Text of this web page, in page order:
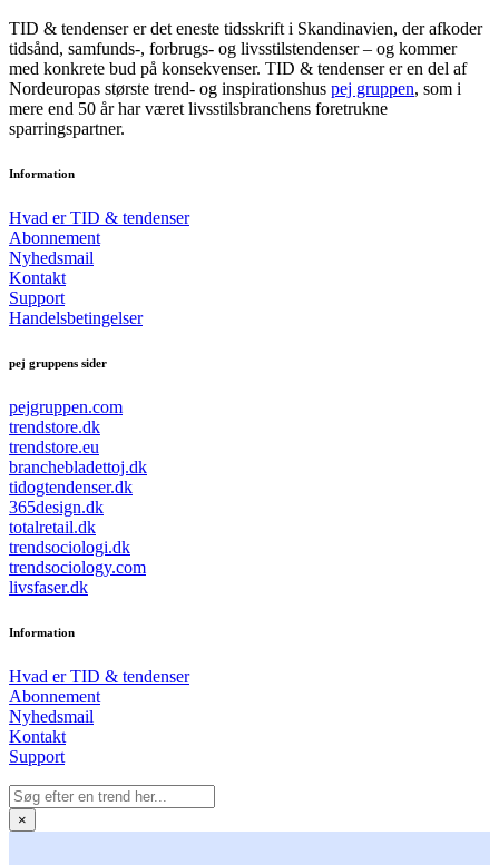
TID & tendenser er det eneste tidsskrift i Skandinavien, der afkoder
tidsånd, samfunds-, forbrugs- og livsstilstendenser – og kommer
med konkrete bud på konsekvenser. TID & tendenser er en del af
Nordeuropas største trend- og inspirationshus pej gruppen, som i
mere end 50 år har været livsstilsbranchens foretrukne
sparringspartner.
Information
Hvad er TID & tendenser
Abonnement
Nyhedsmail
Kontakt
Support
Handelsbetingelser
pej gruppens sider
pejgruppen.com
trendstore.dk
trendstore.eu
branchebladettoj.dk
tidogtendenser.dk
365design.dk
totalretail.dk
trendsociologi.dk
trendsociology.com
livsfaser.dk
Information
Hvad er TID & tendenser
Abonnement
Nyhedsmail
Kontakt
Support
×